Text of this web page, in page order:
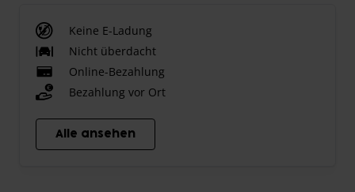
Keine E-Ladung
Nicht überdacht
Online-Bezahlung
Bezahlung vor Ort
Alle ansehen